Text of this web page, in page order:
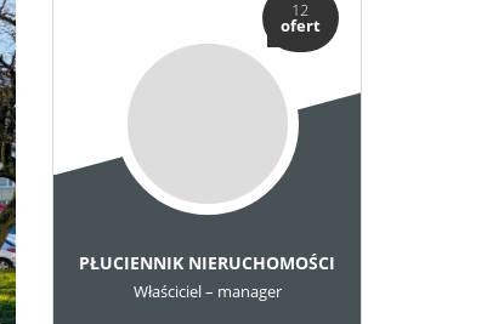
12
ofert
PŁUCIENNIK NIERUCHOMOŚCI
Właściciel – manager